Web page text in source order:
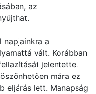
az
napjainkra a
vált. Korábban
jelentette,
mára ez
eljárás lett. Manapság